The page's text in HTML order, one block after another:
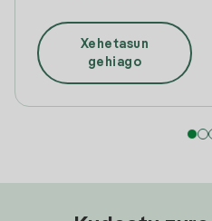
Xehetasun
gehiago